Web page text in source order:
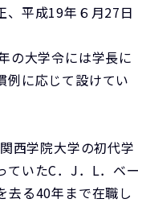
、平成19年６月27日
の大学令には学長に
例に応じて設けてい
西学院大学の初代学
ていたC．J．L．ベー
去る40年まで在職し